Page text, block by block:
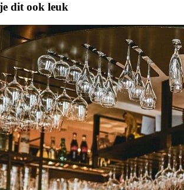
dit ook leuk